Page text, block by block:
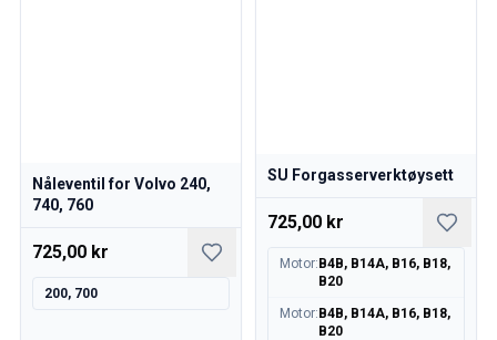
Nåleventil for Volvo 240,
740, 760
725,00 kr
200, 700
SU Forgasserverktøysett
725,00 kr
Motor: B4B, B14A, B16, B18,
B20
Motor: B4B, B14A, B16, B18,
B20